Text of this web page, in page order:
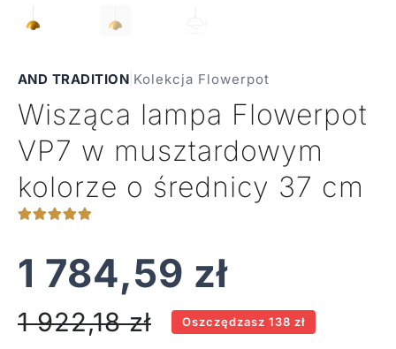
AND TRADITION Kolekcja Flowerpot
Wisząca lampa Flowerpot
VP7 w musztardowym
kolorze o średnicy 37 cm
1 784,59 zł
1 922,18zł Oszczędzasz 138 zł